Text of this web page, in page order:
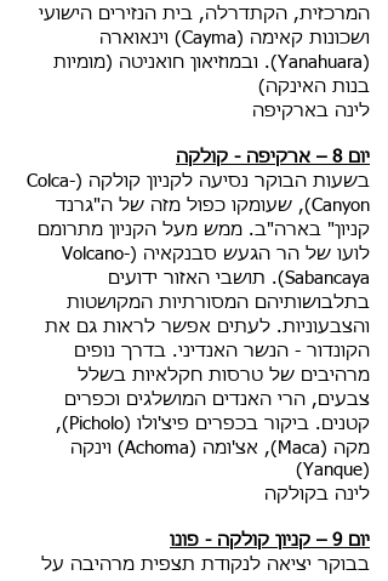
המרכזית, הקתדרלה, בית הנזירים הישועי
ושכונות קאימה (Cayma) וינאוארה
(Yanahuara). ובמוזיאון חואניטה (מומיות
בנות האינקה)
לינה בארקיפה
יום 8 – ארקיפה - קולקה
בשעות הבוקר נסיעה לקניון קולקה (Colca-
Canyon), שעומקו כפול מזה של ה"גרנד
קניון" בארה"ב. ממש מעל הקניון מתרומם
לועו של הר הגעש סבנקאיה (Volcano-
Sabancaya). תושבי האזור ידועים
בתלבושותיהם המסורתיות המקושטות
והצבעוניות. לעתים אפשר לראות גם את
הקונדור - הנשר האנדיני. בדרך נופים
מרהיבים של טרסות חקלאיות בשלל
צבעים, הרי האנדים המושלגים וכפרים
קטנים. ביקור בכפרים פיצ'ולו (Picholo),
מקה (Maca), אצ'ומה (Achoma) וינקה
(Yanque)
לינה בקולקה
יום 9 – קניון קולקה - פונו
בבוקר יציאה לנקודת תצפית מרהיבה על